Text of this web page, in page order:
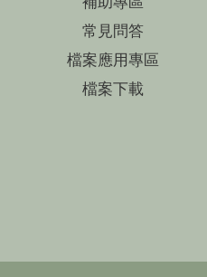
常見問答
檔案應用專區
檔案下載